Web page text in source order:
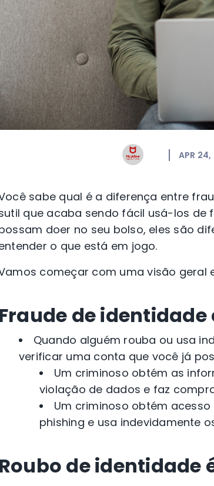
APR
sabe qual é a diferença entre
que acaba sendo fácil usá-los de
doer no seu bolso, eles são
o que está em jogo.
começar com uma visão geral
Fraude de identidade
Quando alguém rouba ou usa
verificar uma conta que você já
Um criminoso obtém as
violação de dados e faz
Um criminoso obtém
phishing e usa indevidamente
Roubo de identidade